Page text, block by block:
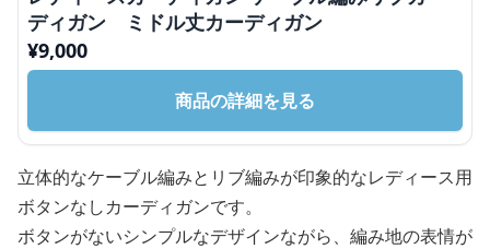
ディガン ミドル丈カーディガン
¥9,000
商品の詳細を見る
立体的なケーブル編みとリブ編みが印象的なレディース用
ボタンなしカーディガンです。
ボタンがないシンプルなデザインながら、編み地の表情が